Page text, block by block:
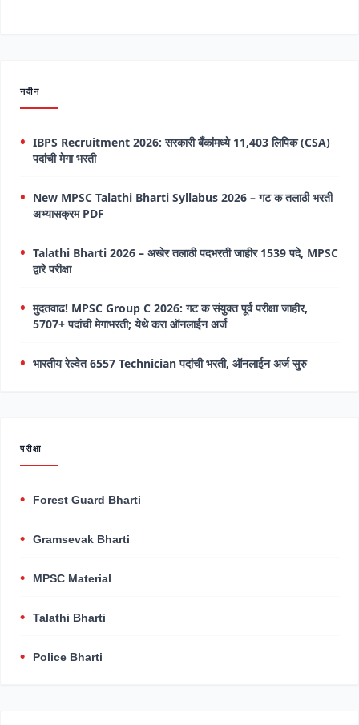
नवीन
IBPS Recruitment 2026: सरकारी बँकांमध्ये 11,403 लिपिक (CSA)
पदांची मेगा भरती
New MPSC Talathi Bharti Syllabus 2026 – गट क तलाठी भरती
अभ्यासक्रम PDF
Talathi Bharti 2026 – अखेर तलाठी पदभरती जाहीर 1539 पदे, MPSC
द्वारे परीक्षा
मुदतवाढ! MPSC Group C 2026: गट क संयुक्त पूर्व परीक्षा जाहीर,
5707+ पदांची मेगाभरती; येथे करा ऑनलाईन अर्ज
भारतीय रेल्वेत 6557 Technician पदांची भरती, ऑनलाईन अर्ज सुरु
परीक्षा
Forest Guard Bharti
Gramsevak Bharti
MPSC Material
Talathi Bharti
Police Bharti